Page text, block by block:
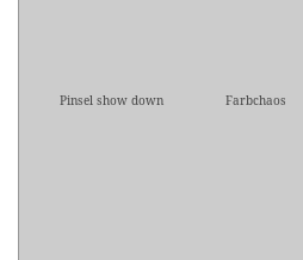
Pinsel show down
Farbchaos